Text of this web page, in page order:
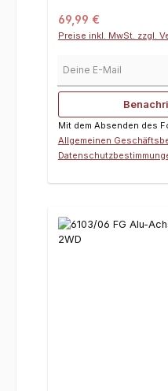
Regulärer Preis:
69,99 €
Preise inkl. MwSt. zzgl.
Mit dem Absenden des
Allgemeinen